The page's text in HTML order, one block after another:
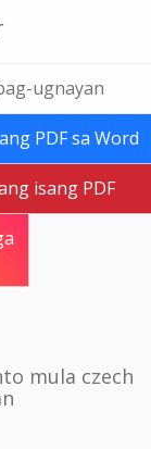
ugnayan
PDF sa Word
isang PDF
mula czech